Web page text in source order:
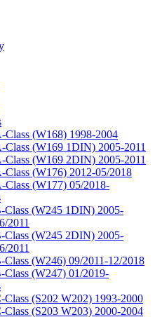
Class (W168) 1998-2004
Class (W169 1DIN) 2005-2011
Class (W169 2DIN) 2005-2011
Class (W176) 2012-05/2018
Class (W177) 05/2018-
Class (W245 1DIN) 2005-
2011
Class (W245 2DIN) 2005-
2011
Class (W246) 09/2011-12/2018
Class (W247) 01/2019-
Class (S202 W202) 1993-2000
Class (S203 W203) 2000-2004